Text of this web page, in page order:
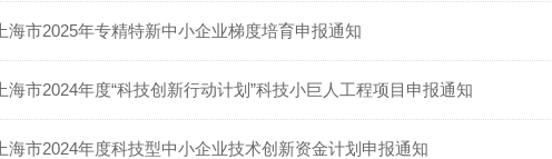
上海市2025年专精特新中小企业梯度培育申报通知
上海市2024年度“科技创新行动计划”科技小巨人工程项目申报通知
上海市2024年度科技型中小企业技术创新资金计划申报通知